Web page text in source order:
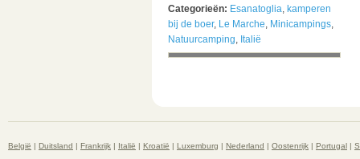
Categorieën: Esanatoglia, kamperen
bij de boer, Le Marche, Minicampings,
Natuurcamping, Italië
België | Duitsland | Frankrijk | Italië | Kroatië | Luxemburg | Nederland | Oostenrijk | Portugal |